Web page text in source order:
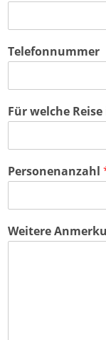
Telefonnummer
Für welche
Personenanzahl
Weitere